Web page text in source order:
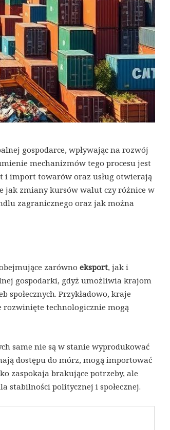
gospodarce, wpływając na rozwój
mechanizmów tego procesu jest
i import towarów oraz usług otwierają
jak zmiany kursów walut czy różnice w
zagranicznego oraz jak można
zarówno eksport, jak i
gospodarki, gdyż umożliwia krajom
Przykładowo, kraje
rozwinięte technologicznie mogą
same nie są w stanie wyprodukować
dostępu do mórz, mogą importować
zaspokaja brakujące potrzeby, ale
stabilności politycznej i społecznej.